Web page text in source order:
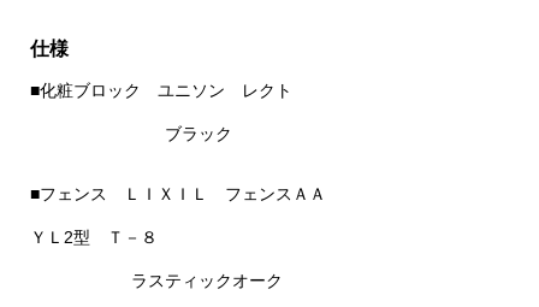
仕様
■化粧ブロック ユニソン レクト
ブラック
■フェンス ＬＩＸＩＬ フェンスＡＡ
ＹＬ2型 Ｔ－８
ラスティックオーク